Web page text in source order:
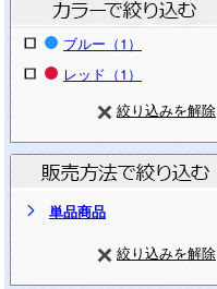
ブルー（1）
レッド（1）
絞り込みを解除
単品商品
絞り込みを解除